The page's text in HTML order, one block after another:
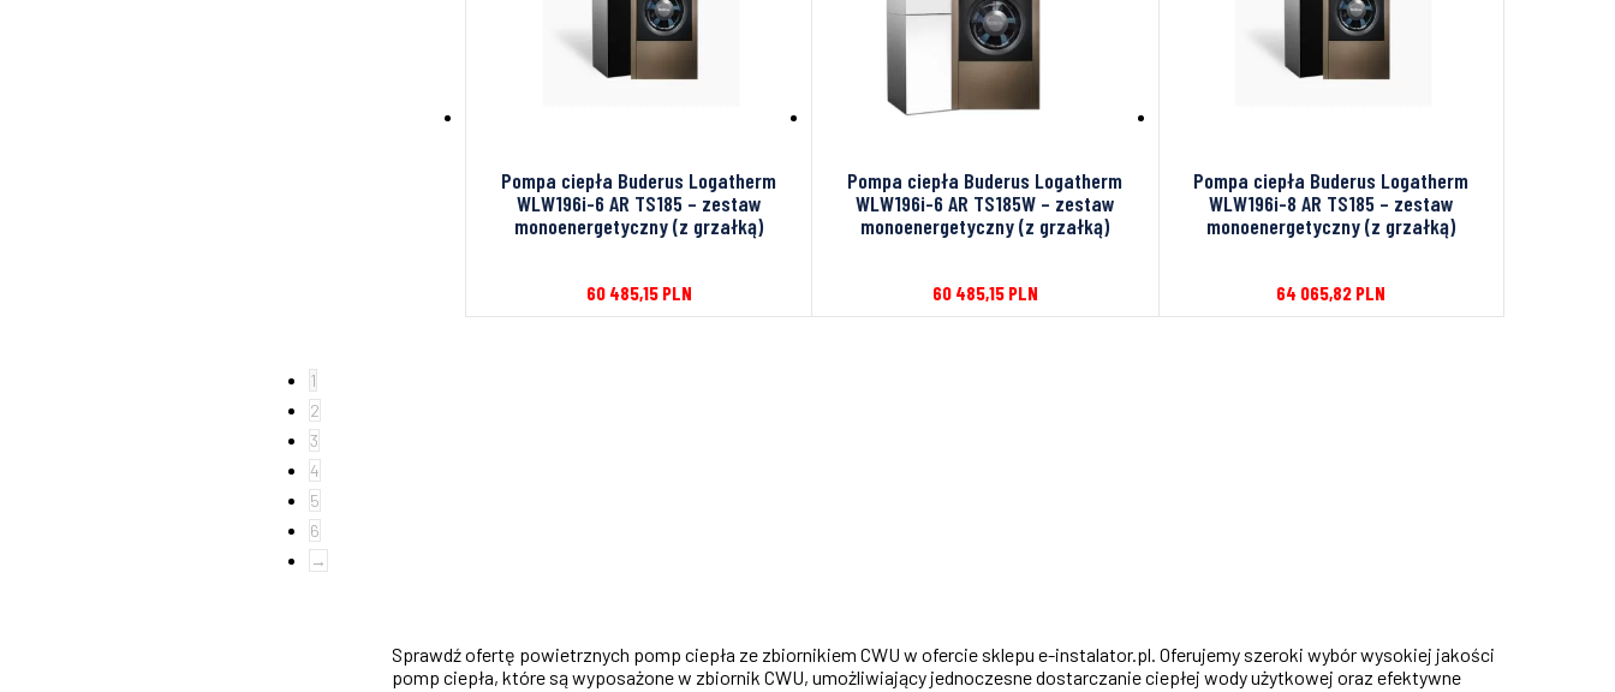
Pompa ciepła Buderus Logatherm
WLW196i-6 AR TS185 – zestaw
monoenergetyczny (z grzałką)
60 485,15 PLN
Pompa ciepła Buderus Logatherm
WLW196i-6 AR TS185W – zestaw
monoenergetyczny (z grzałką)
60 485,15 PLN
Pompa ciepła Buderus Logatherm
WLW196i-8 AR TS185 – zestaw
monoenergetyczny (z grzałką)
64 065,82 PLN
1
2
3
4
5
6
→
Sprawdź ofertę powietrznych pomp ciepła ze zbiornikiem CWU w ofercie sklepu e-instalator.pl. Oferujemy szeroki wybór wysokiej jakości
pomp ciepła, które są wyposażone w zbiornik CWU, umożliwiający jednoczesne dostarczanie ciepłej wody użytkowej oraz efektywne